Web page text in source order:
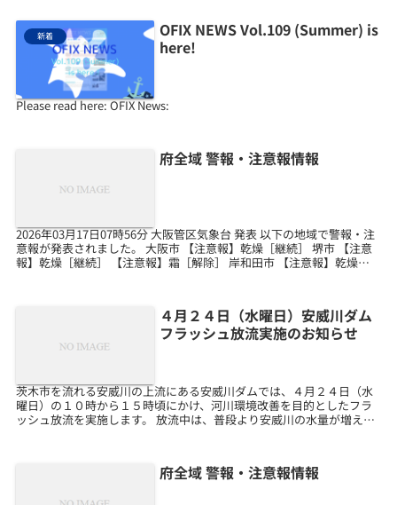
新着
OFIX NEWS Vol.109 (Summer) is
here!
Please read here: OFIX News:
府全域 警報・注意報情報
2026年03月17日07時56分 大阪管区気象台 発表 以下の地域で警報・注
意報が発表されました。 大阪市 【注意報】乾燥［継続］ 堺市 【注意
報】乾燥［継続］ 【注意報】霜［解除］ 岸和田市 【注意報】乾燥
４月２４日（水曜日）安威川ダム
フラッシュ放流実施のお知らせ
茨木市を流れる安威川の上流にある安威川ダムでは、４月２４日（水
曜日）の１０時から１５時頃にかけ、河川環境改善を目的としたフラ
ッシュ放流を実施します。 放流中は、普段より安威川の水量が増える
府全域 警報・注意報情報